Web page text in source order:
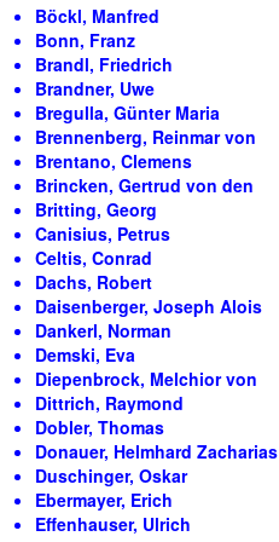
Böckl, Manfred
Bonn, Franz
Brandl, Friedrich
Brandner, Uwe
Bregulla, Günter Maria
Brennenberg, Reinmar von
Brentano, Clemens
Brincken, Gertrud von den
Britting, Georg
Canisius, Petrus
Celtis, Conrad
Dachs, Robert
Daisenberger, Joseph Alois
Dankerl, Norman
Demski, Eva
Diepenbrock, Melchior von
Dittrich, Raymond
Dobler, Thomas
Donauer, Helmhard Zacharias
Duschinger, Oskar
Ebermayer, Erich
Effenhauser, Ulrich